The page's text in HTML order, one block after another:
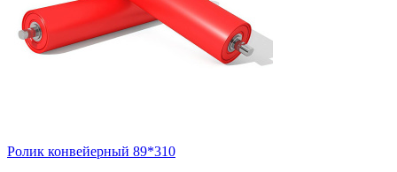
Ролик конвейерный 89*310